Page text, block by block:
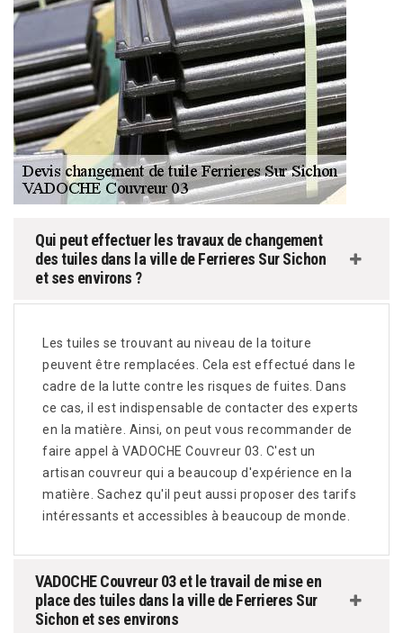
Qui peut effectuer les travaux de changement
des tuiles dans la ville de Ferrieres Sur Sichon
et ses environs ?
Les tuiles se trouvant au niveau de la toiture
peuvent être remplacées. Cela est effectué dans le
cadre de la lutte contre les risques de fuites. Dans
ce cas, il est indispensable de contacter des experts
en la matière. Ainsi, on peut vous recommander de
faire appel à VADOCHE Couvreur 03. C'est un
artisan couvreur qui a beaucoup d'expérience en la
matière. Sachez qu'il peut aussi proposer des tarifs
intéressants et accessibles à beaucoup de monde.
VADOCHE Couvreur 03 et le travail de mise en
place des tuiles dans la ville de Ferrieres Sur
Sichon et ses environs